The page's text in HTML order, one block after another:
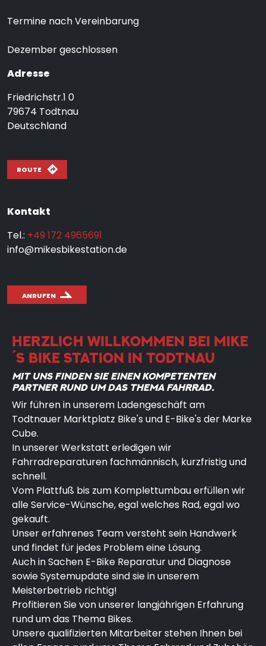
Termine nach Vereinbarung
Dezember geschlossen
Adresse
Friedrichstr.1 0
79674 Todtnau
Deutschland
ROUTE
Kontakt
Tel.: +49 172 4965691
info@mikesbikestation.de
ANRUFEN
HERZLICH WILLKOMMEN BEI MIKE
´S BIKE STATION IN TODTNAU
MIT UNS FINDEN SIE EINEN KOMPETENTEN
PARTNER RUND UM DAS THEMA FAHRRAD.
Wir führen in unserem Ladengeschäft am
Todtnauer Marktplatz Bike's und E-Bike's der Marke
Cube.
In unserer Werkstatt erledigen wir
Fahrradreparaturen fachmännisch, kurzfristig und
schnell.
Vom Plattfuß bis zum Komplettumbau erfüllen wir
alle Service-Wünsche, egal welches Rad, egal wo
gekauft.
Unser erfahrenes Team versteht sein Handwerk
und findet für jedes Problem eine Lösung.
Auch in Sachen E-Bike Reparatur und Diagnose
sowie Systemupdate sind sie in unserem
Meisterbetrieb richtig!
Profitieren Sie von unserer langjährigen Erfahrung
rund um das Thema Bikes.
Unsere qualifizierten Mitarbeiter stehen Ihnen bei